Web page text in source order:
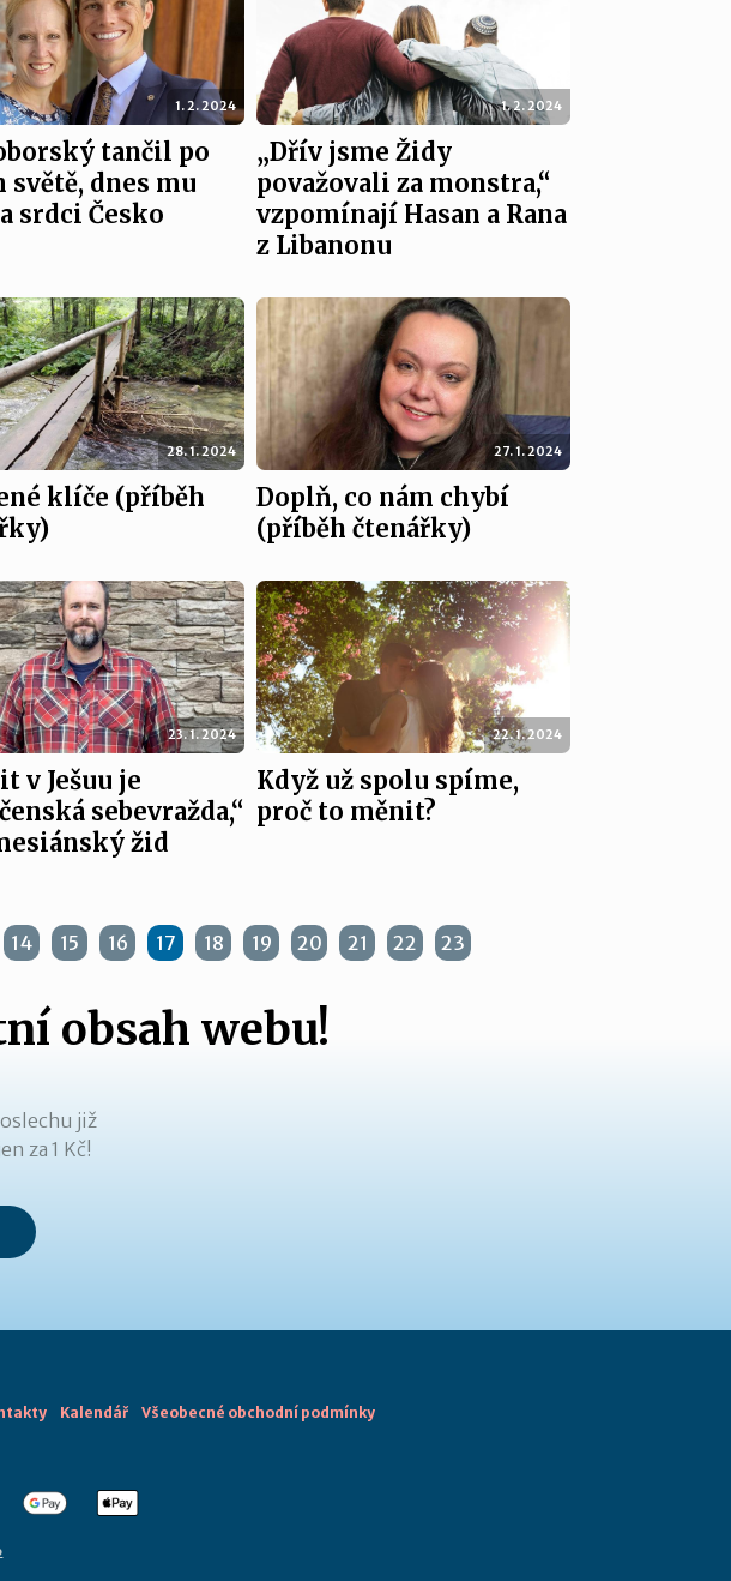
1. 2. 2024
tančil po
světě, dnes mu
srdci Česko
1. 2. 2024
„Dřív jsme Židy
považovali za monstra,“
vzpomínají Hasan a Rana
z Libanonu
28. 1. 2024
klíče (příběh
27. 1. 2024
Doplň, co nám chybí
(příběh čtenářky)
23. 1. 2024
v Ješuu je
sebevražda,“
žid
22. 1. 2024
Když už spolu spíme,
proč to měnit?
14 15 16 17 18 19 20 21 22 23
obsah webu!
již
za 1 Kč!
Kalendář Všeobecné obchodní podmínky